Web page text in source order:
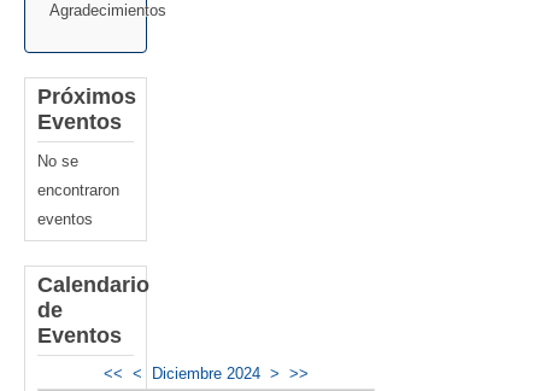
Agradecimientos
Próximos
Eventos
No se
encontraron
eventos
Calendario
de
Eventos
<< < Diciembre 2024 > >>